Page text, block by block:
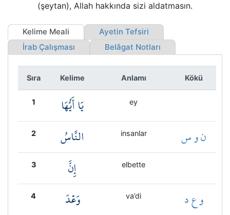
Kur'ân
Seferberliği
Kökler
Üyelik
(şeytan), Allah hakkında sizi aldatmasın.
Kelime Meali
Ayetin Tefsiri
İrab Çalışması
Belâgat Notları
Sıra Kelime Anlamı Kökü
1 يَا أَيُّهَا ey
2 النَّاسُ insanlar ن و س
3 إِنَّ elbette
4 وَعْدَ va’di و ع د